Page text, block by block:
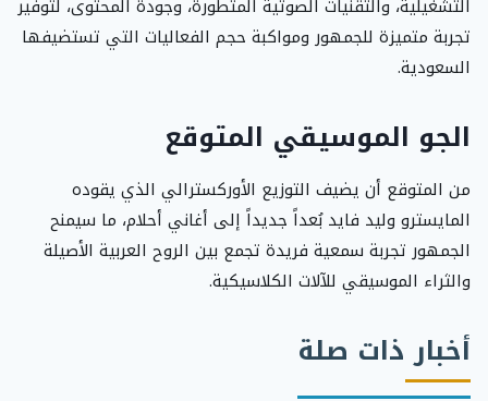
التشغيلية، والتقنيات الصوتية المتطورة، وجودة المحتوى، لتوفير
تجربة متميزة للجمهور ومواكبة حجم الفعاليات التي تستضيفها
السعودية.
الجو الموسيقي المتوقع
من المتوقع أن يضيف التوزيع الأوركسترالي الذي يقوده
المايسترو وليد فايد بُعداً جديداً إلى أغاني أحلام، ما سيمنح
الجمهور تجربة سمعية فريدة تجمع بين الروح العربية الأصيلة
والثراء الموسيقي للآلات الكلاسيكية.
أخبار ذات صلة